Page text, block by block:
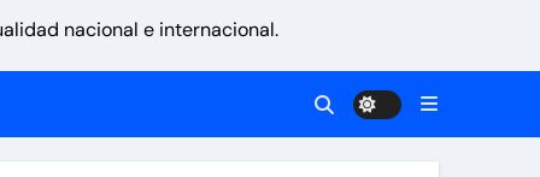
nacional e internacional.